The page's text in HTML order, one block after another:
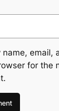
name, email,
for the